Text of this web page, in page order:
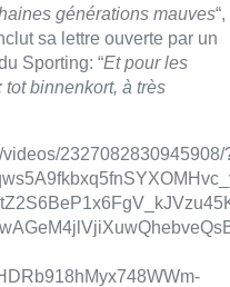
générations mauves“,
sa lettre ouverte par un
Sporting: “Et pour les
binnenkort, à très
2327082830945908/